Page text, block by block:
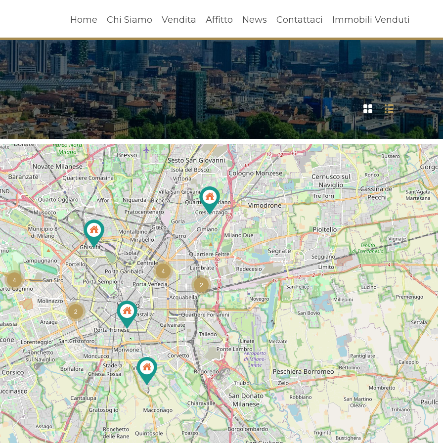
Home Chi Siamo Vendita Affitto News Contattaci Immobili Venduti
Home Chi Siamo Vendita Affitto News Contattaci Immobili Venduti
2
4
2
4